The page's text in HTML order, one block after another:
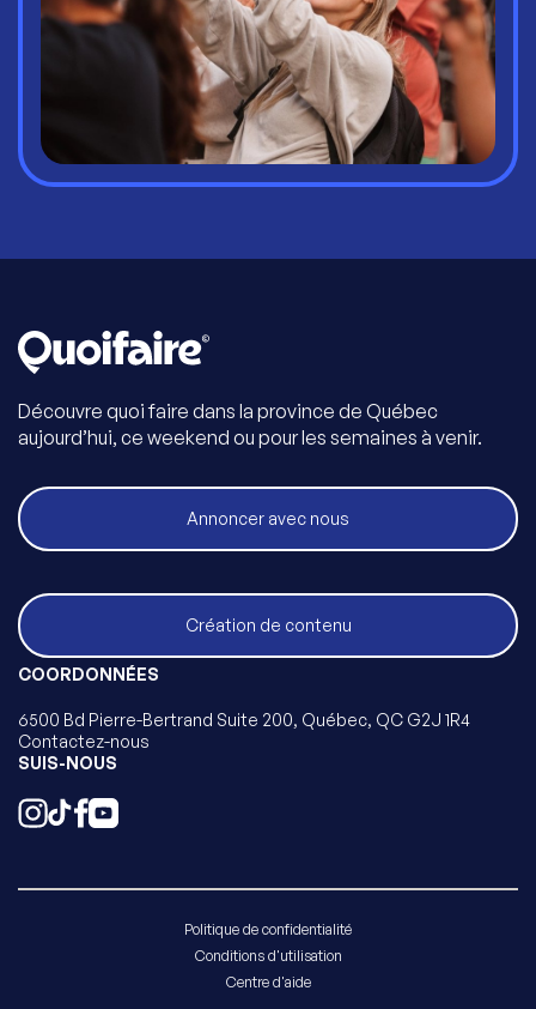
Découvre quoi faire dans la province de Québec
aujourd’hui, ce weekend ou pour les semaines à venir.
Annoncer avec nous
Création de contenu
COORDONNÉES
6500 Bd Pierre-Bertrand Suite 200, Québec, QC G2J 1R4
Contactez-nous
SUIS-NOUS
Politique de confidentialité
Conditions d'utilisation
Centre d'aide